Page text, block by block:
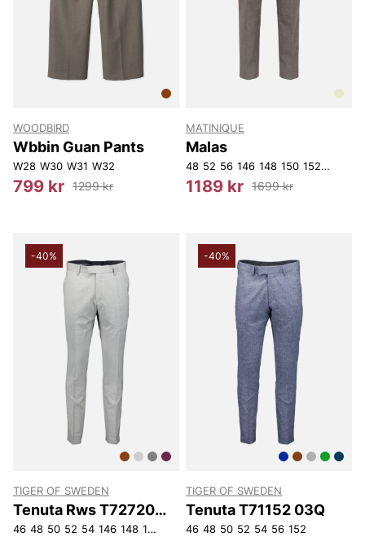
WOODBIRD
Wbbin Guan Pants
W28 W30 W31 W32
799 kr 1299 kr
MATINIQUE
Malas
48 52 56 146 148 150 152 154
1189 kr 1699 kr
-40%
TIGER OF SWEDEN
Tenuta Rws T72720
M04
46 48 50 52 54 146 148 150
-40%
TIGER OF SWEDEN
Tenuta T71152 03Q
46 48 50 52 54 56 152